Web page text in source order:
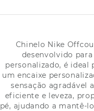
Chinelo Nike
desenvolvido
personalizado, é
um encaixe
sensação agradável
eficiente e leveza,
pé, ajudando a mantê-